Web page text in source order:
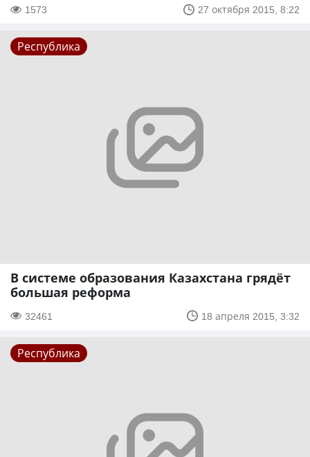
1573 27 октября 2015, 8:22
Республика
В системе образования Казахстана грядёт
большая реформа
32461 18 апреля 2015, 3:32
Республика